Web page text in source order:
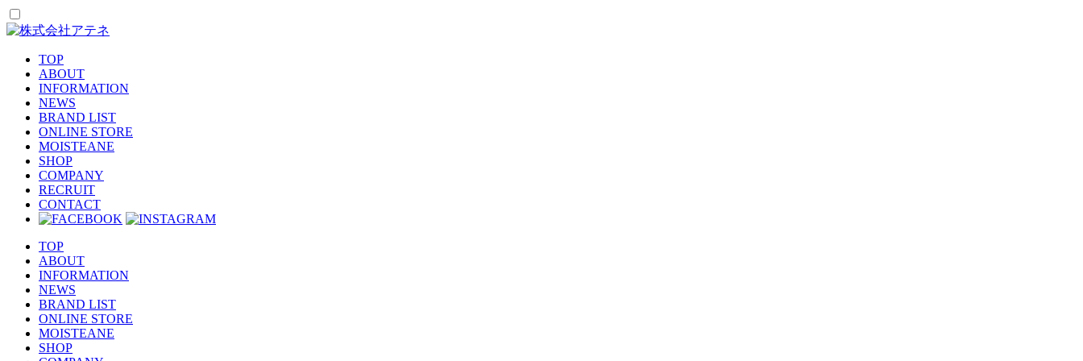
TOP
ABOUT
INFORMATION
NEWS
BRAND LIST
ONLINE STORE
MOISTEANE
SHOP
COMPANY
RECRUIT
CONTACT
TOP
ABOUT
INFORMATION
NEWS
BRAND LIST
ONLINE STORE
MOISTEANE
SHOP